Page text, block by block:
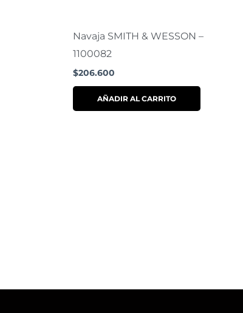
Navaja SMITH & WESSON –
1100082
$206.600
AÑADIR AL CARRITO